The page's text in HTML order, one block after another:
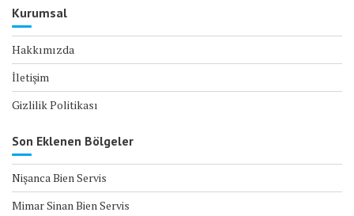
Kurumsal
Hakkımızda
İletişim
Gizlilik Politikası
Son Eklenen Bölgeler
Nişanca Bien Servis
Mimar Sinan Bien Servis